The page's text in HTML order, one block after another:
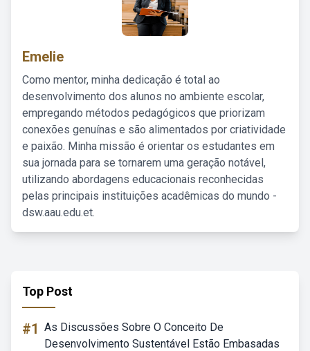
Emelie
Como mentor, minha dedicação é total ao
desenvolvimento dos alunos no ambiente escolar,
empregando métodos pedagógicos que priorizam
conexões genuínas e são alimentados por criatividade
e paixão. Minha missão é orientar os estudantes em
sua jornada para se tornarem uma geração notável,
utilizando abordagens educacionais reconhecidas
pelas principais instituições acadêmicas do mundo -
dsw.aau.edu.et.
Top Post
#1 As Discussões Sobre O Conceito De
Desenvolvimento Sustentável Estão Embasadas